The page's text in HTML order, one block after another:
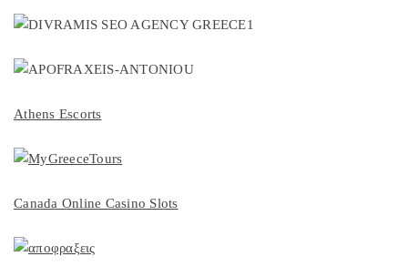
Athens Escorts
Canada Online Casino Slots